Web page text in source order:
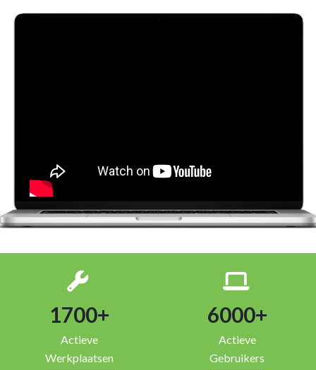
1700+
Actieve
Werkplaatsen
6000+
Actieve
Gebruikers